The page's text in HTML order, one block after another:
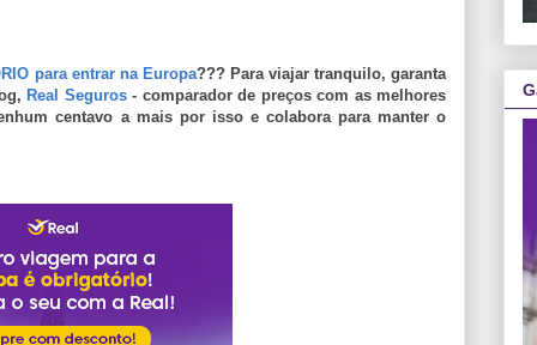
para entrar na Europa??? Para viajar tranquilo, garanta
Real Seguros- comparador de preços com as melhores
centavo a mais por isso e colabora para manter o